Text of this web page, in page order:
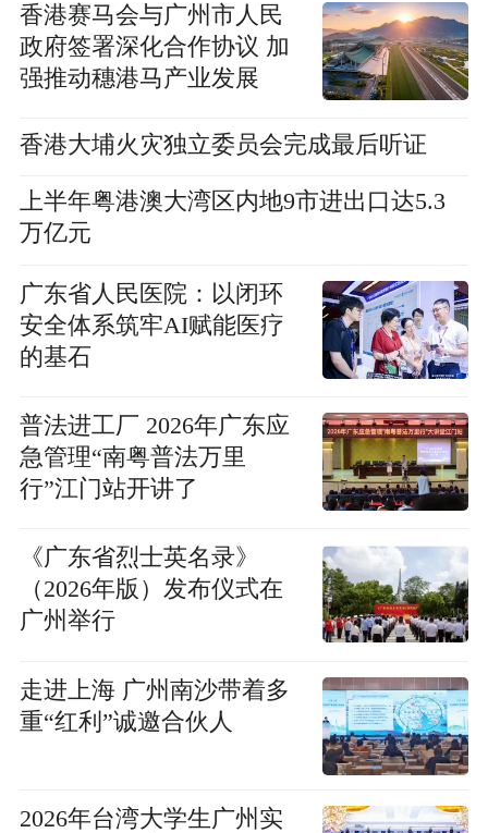
香港赛马会与广州市人民
政府签署深化合作协议 加
强推动穗港马产业发展
香港大埔火灾独立委员会完成最后听证
上半年粤港澳大湾区内地9市进出口达5.3
万亿元
广东省人民医院：以闭环
安全体系筑牢AI赋能医疗
的基石
普法进工厂 2026年广东应
急管理“南粤普法万里
行”江门站开讲了
《广东省烈士英名录》
（2026年版）发布仪式在
广州举行
走进上海 广州南沙带着多
重“红利”诚邀合伙人
2026年台湾大学生广州实